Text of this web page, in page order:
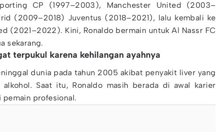
CP (1997–2003), Manchester United (2003–
(2009–2018) Juventus (2018–2021), lalu kembali ke
(2021–2022). Kini, Ronaldo bermain untuk Al Nassr FC
sekarang.
terpukul karena kehilangan ayahnya
dunia pada tahun 2005 akibat penyakit liver yang
Saat itu, Ronaldo masih berada di awal karier
pemain profesional.